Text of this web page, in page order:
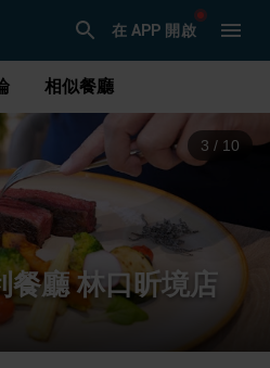
在 APP 開啟
相似餐廳
3 / 10
餐廳 林口昕境店